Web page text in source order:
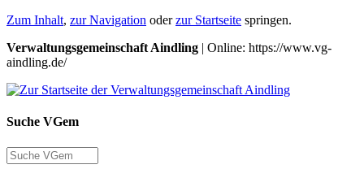
Zum Inhalt, zur Navigation oderzur Startseite springen.
Verwaltungsgemeinschaft Aindling | Online: https://www.vg-
aindling.de/
Suche VGem